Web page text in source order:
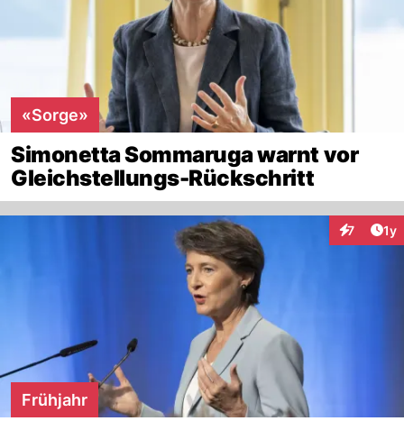
«Sorge»
Simonetta Sommaruga warnt vor
Gleichstellungs-Rückschritt
7 1y
Frühjahr